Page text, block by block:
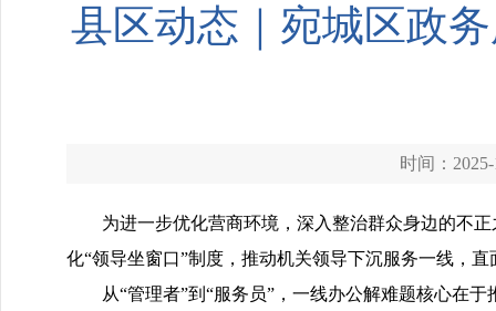
县区动态｜宛城区政
时间：
为进一步优化营商环境，深入整治群众身边的不
化“领导坐窗口”制度，推动机关领导下沉服务一线，
从“管理者”到“服务员”，一线办公解难题核心在